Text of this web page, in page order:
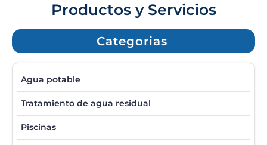
Productos y Servicios
Categorias
Agua potable
Tratamiento de agua residual
Piscinas